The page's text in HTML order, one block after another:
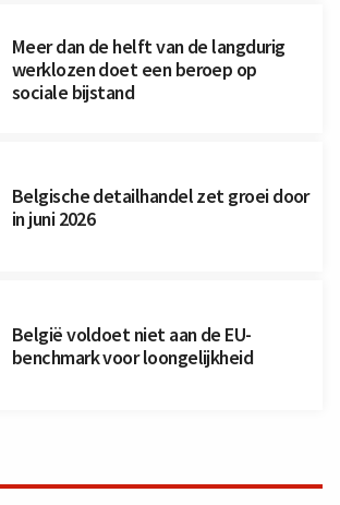
Meer dan de helft van de langdurig
werklozen doet een beroep op
sociale bijstand
Belgische detailhandel zet groei door
in juni 2026
België voldoet niet aan de EU-
benchmark voor loongelijkheid